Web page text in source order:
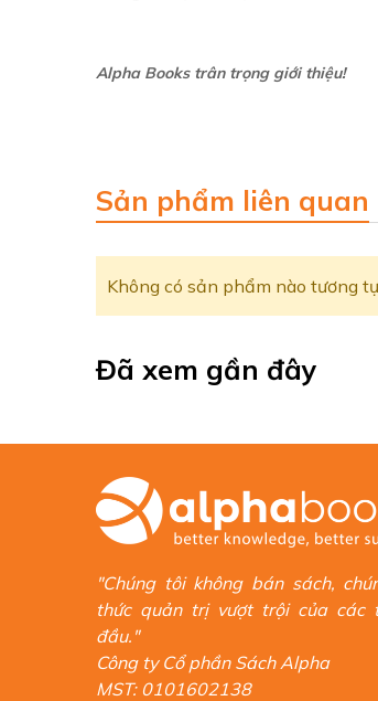
Alpha Books trân trọng giới thiệu!
Sản phẩm liên quan
Không có sản phẩm nào tương tự
Đã xem gần đây
"Chúng tôi không bán sách,
thức quản trị vượt trội của các
đầu."
Công ty Cổ phần Sách Alpha
MST: 0101602138